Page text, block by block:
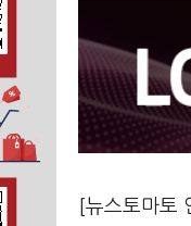
[뉴스토마토